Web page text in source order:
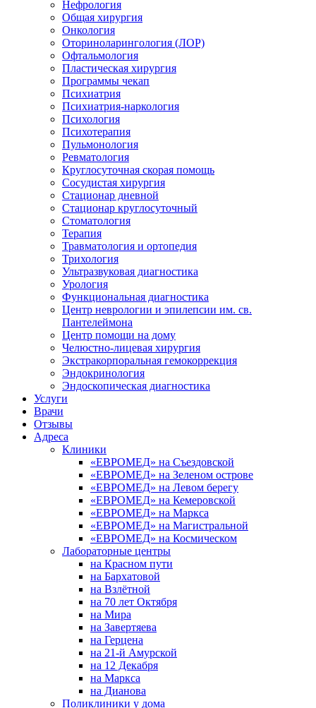
Нефрология
Общая хирургия
Онкология
Оториноларингология (ЛОР)
Офтальмология
Пластическая хирургия
Программы чекап
Психиатрия
Психиатрия-наркология
Психология
Психотерапия
Пульмонология
Ревматология
Круглосуточная скорая помощь
Сосудистая хирургия
Стационар дневной
Стационар круглосуточный
Стоматология
Терапия
Травматология и ортопедия
Трихология
Ультразвуковая диагностика
Урология
Функциональная диагностика
Центр неврологии и эпилепсии им. св.
Пантелеймона
Центр помощи на дому
Челюстно-лицевая хирургия
Экстракорпоральная гемокоррекция
Эндокринология
Эндоскопическая диагностика
Услуги
Врачи
Отзывы
Адреса
Клиники
«ЕВРОМЕД» на Съездовской
«ЕВРОМЕД» на Зеленом острове
«ЕВРОМЕД» на Левом берегу
«ЕВРОМЕД» на Кемеровской
«ЕВРОМЕД» на Маркса
«ЕВРОМЕД» на Магистральной
«ЕВРОМЕД» на Космическом
Лабораторные центры
на Красном пути
на Бархатовой
на Взлётной
на 70 лет Октября
на Мира
на Завертяева
на Герцена
на 21-й Амурской
на 12 Декабря
на Маркса
на Дианова
Поликлиники у дома